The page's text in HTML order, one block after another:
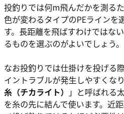
投釣りでは何m飛んだかを測る
色が変わるタイプのPEラインを
す。長距離を飛ばすわけではな
るものを選ぶのがよいでしょう。
なお投釣りでは仕掛けを投げる
イントラブルが発生しやすくな
糸（チカライト） 」と呼ばれる
を糸の先に結んで使います。近